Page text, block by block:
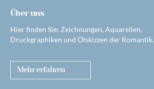
Über uns
Hier finden Sie: Zeichnungen, Aquarellen,
Druckgraphiken und Ölskizzen der Romantik.
Mehr erfahren